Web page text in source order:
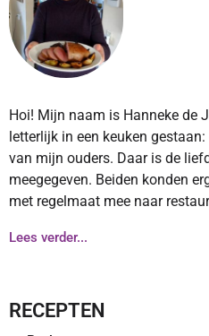
Hoi! Mijn naam is Hanneke de
letterlijk in een keuken
van mijn ouders. Daar is de
meegegeven. Beiden konden
met regelmaat mee naar
Lees verder...
RECEPTEN